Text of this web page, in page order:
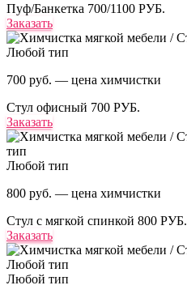
Пуф/Банкетка 700/1100 РУБ.
Заказать
Любой тип
700 руб. — цена химчистки
Стул офисный 700 РУБ.
Заказать
Любой тип
800 руб. — цена химчистки
Стул с мягкой спинкой 800 РУБ.
Заказать
Любой тип